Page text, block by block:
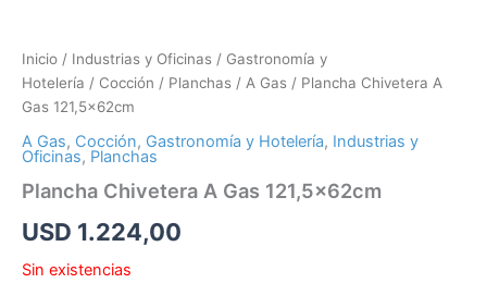
Inicio / Industrias y Oficinas / Gastronomía y
Hotelería / Cocción / Planchas / A Gas / Plancha Chivetera A
Gas 121,5x62cm
A Gas, Cocción, Gastronomía y Hotelería, Industrias y
Oficinas, Planchas
Plancha Chivetera A Gas 121,5x62cm
USD 1.224,00
Sin existencias